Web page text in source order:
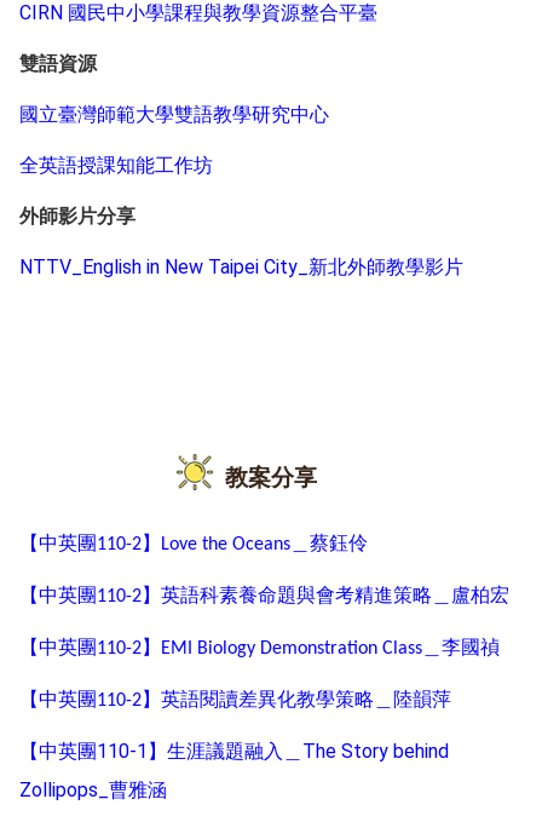
CIRN 國民中小學課程與教學資源整合平臺
雙語資源
國立臺灣師範大學雙語教學研究中心
全英語授課知能工作坊
外師影片分享
NTTV_English in New Taipei City_新北外師教學影片
教案分享
【中英團110-2】 Love the Oceans ＿蔡鈺伶
【中英團110-2】英語科素養命題與會考精進策略＿盧柏宏
【中英團110-2】 EMI Biology Demonstration Class ＿李國禎
【中英團110-2】英語閱讀差異化教學策略＿陸韻萍
【中英團110-1】生涯議題融入＿The Story behind
Zollipops_曹雅涵